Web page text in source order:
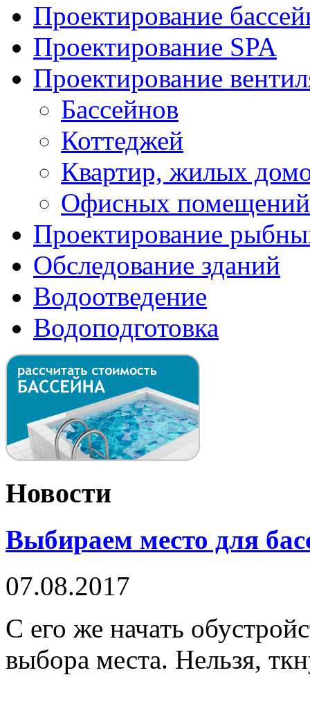
Проектирование
Проектирование SPA
Проектирование
Бассейнов
Коттеджей
Квартир, жилых
Офисных помещений
Проектирование
Обследование зданий
Водоотведение
Водоподготовка
Новости
Выбираем место для
07.08.2017
С его же начать
выбора места. Нельзя,